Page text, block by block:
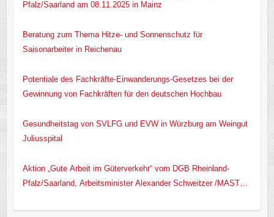
Pfalz/Saarland am 08.11.2025 in Mainz
Beratung zum Thema Hitze- und Sonnenschutz für
Saisonarbeiter in Reichenau
Potentiale des Fachkräfte-Einwanderungs-Gesetzes bei der
Gewinnung von Fachkräften für den deutschen Hochbau
Gesundheitstag von SVLFG und EVW in Würzburg am Weingut
Juliusspital
Aktion „Gute Arbeit im Güterverkehr“ vom DGB Rheinland-
Pfalz/Saarland, Arbeitsminister Alexander Schweitzer /MASTD